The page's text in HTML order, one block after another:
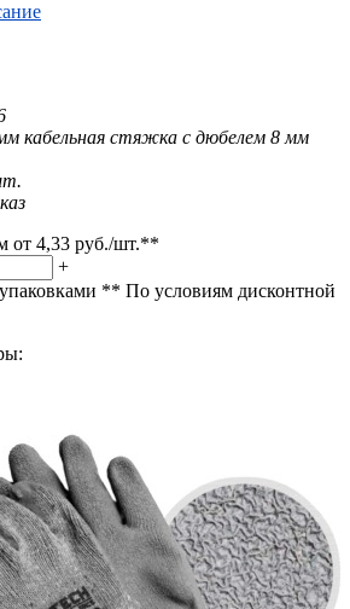
кабельная стяжка с дюбелем 8 мм
от 4,33 руб./шт.**
+
** По условиям дисконтной